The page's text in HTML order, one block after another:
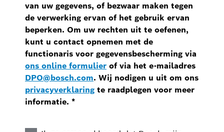
van uw gegevens, of bezwaar maken tegen
de verwerking ervan of het gebruik ervan
beperken. Om uw rechten uit te oefenen,
kunt u contact opnemen met de
functionaris voor gegevensbescherming via
ons online formulier of via het e-mailadres
DPO@bosch.com. Wij nodigen u uit om ons
privacyverklaring te raadplegen voor meer
informatie. *